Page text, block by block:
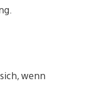
wenn